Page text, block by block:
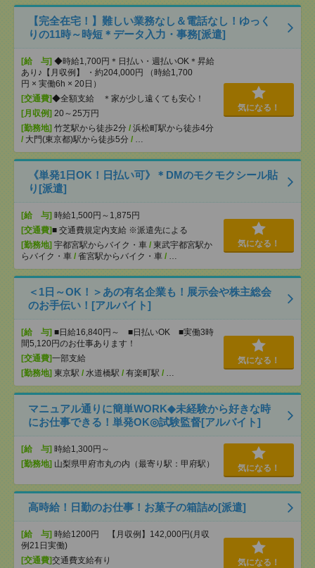
【完全在宅！】難しい業務なし＆電話なし！ゆっく
りの11時～時短＊データ入力・事務[派遣]
[給 与] ◆時給1,700円＊日払い・週払いOK＊昇給
あり♪【月収例】 ・約204,000円 （時給1,700
円 × 実働6h × 20日）
[交通費]◆全額支給 ＊家が少し遠くても安心！
[月収例] 20～25万円
[勤務地] 竹芝駅から徒歩2分 / 浜松町駅から徒歩4分
/ 大門(東京都)駅から徒歩5分 / …
気になる！
《単発1日OK！日払い可》＊DMのモクモクシール貼
り[派遣]
[給 与] 時給1,500円～1,875円
[交通費]■ 交通費規定内支給 ※派遣先による
[勤務地] 宇都宮駅からバイク・車 / 東武宇都宮駅か
らバイク・車 / 雀宮駅からバイク・車 / …
気になる！
＜1日～OK！＞あの有名企業も！展示会や株主総会
のお手伝い！[アルバイト]
[給 与] ■日給16,840円～ ■日払いOK ■実働3時
間5,120円のお仕事あります！
[交通費]一部支給
[勤務地] 東京駅 / 水道橋駅 / 有楽町駅 / …
気になる！
マニュアル通りに簡単WORK◆未経験から好きな時
にお仕事できる！単発OK◎試験監督[アルバイト]
[給 与] 時給1,300円～
[勤務地] 山梨県甲府市丸の内（最寄り駅：甲府駅） 気になる！
高時給！日勤のお仕事！お菓子の箱詰め[派遣]
[給 与] 時給1200円 【月収例】142,000円(月収
例21日実働)
[交通費]交通費支給有り
気になる！